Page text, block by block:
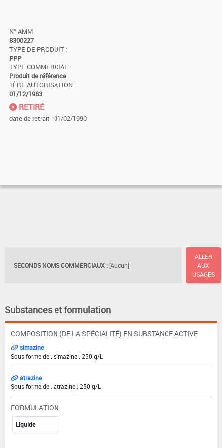
N° AMM
8300227
TYPE DE PRODUIT :
PPP
TYPE COMMERCIAL :
Produit de référence
1ÈRE AUTORISATION :
01/12/1983
RETIRÉ
date de retrait : 01/02/1990
SECONDS NOMS COMMERCIAUX : [Aucun]
ALLER
AUX
USAGES
Substances et formulation
COMPOSITION (DE LA SPÉCIALITÉ) EN SUBSTANCE ACTIVE
simazine
Sous forme de : simazine : 250 g/L
atrazine
Sous forme de : atrazine : 250 g/L
FORMULATION
Liquide